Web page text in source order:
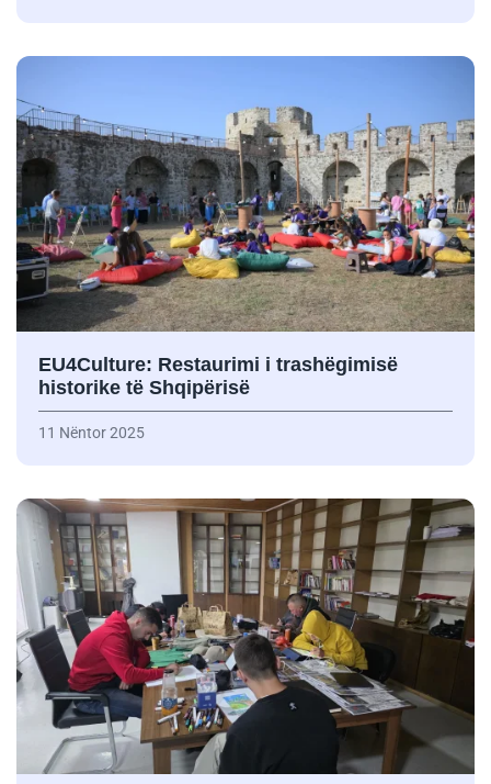
EU4Culture: Restaurimi i trashëgimisë
historike të Shqipërisë
11 Nëntor 2025